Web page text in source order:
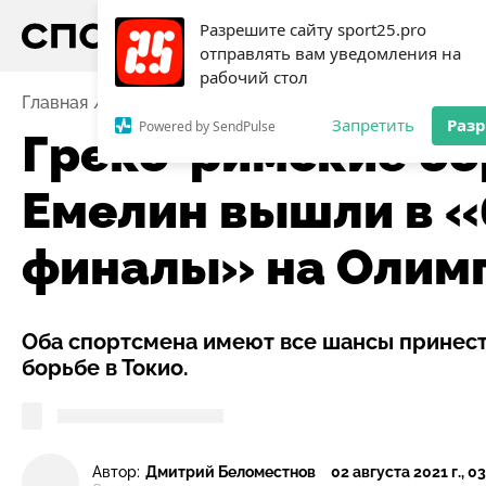
Разрешите сайту sport25.pro
отправлять вам уведомления на
рабочий стол
Powered by SendPulse Запретить
Главная Греко-римские борцы
Греко-римские
Емелин вышли в
финалы» на
Оба спортсмена имеют все шансы
борьбе в Токио.
Автор: Дмитрий Беломестнов 02 августа 2021 г.,